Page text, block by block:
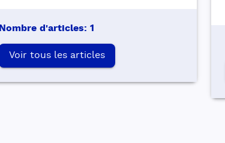
Nombre d'articles: 1
Voir tous les articles